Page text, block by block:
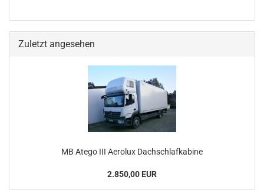
Zuletzt angesehen
MB Atego III Aerolux Dachschlafkabine
2.850,00 EUR